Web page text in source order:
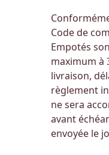
Code de
Empotés
maximum à
livraison,
règlement
ne sera
avant
envoyée le